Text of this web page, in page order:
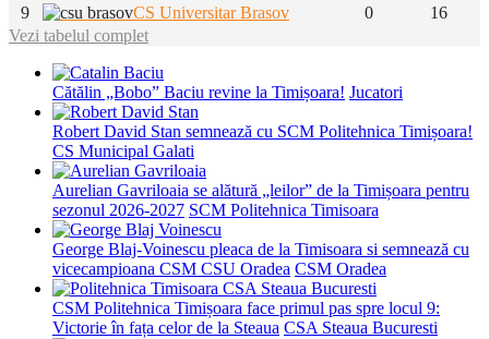
9
CS Universitar Brasov 0
16
Vezi tabelul complet
Cătălin „Bobo” Baciu revine la Timișoara! Jucatori
Robert David Stan semnează cu SCM Politehnica Timișoara!
CS Municipal Galati
Aurelian Gavriloaia se alătură „leilor” de la Timișoara pentru
sezonul 2026-2027 SCM Politehnica Timisoara
George Blaj-Voinescu pleaca de la Timisoara si semnează cu
vicecampioana CSM CSU Oradea CSM Oradea
CSM Politehnica Timișoara face primul pas spre locul 9:
Victorie în fața celor de la Steaua CSA Steaua Bucuresti